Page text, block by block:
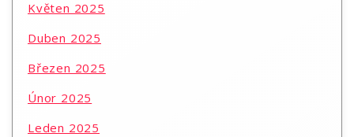
Květen 2025
Duben 2025
Březen 2025
Únor 2025
Leden 2025